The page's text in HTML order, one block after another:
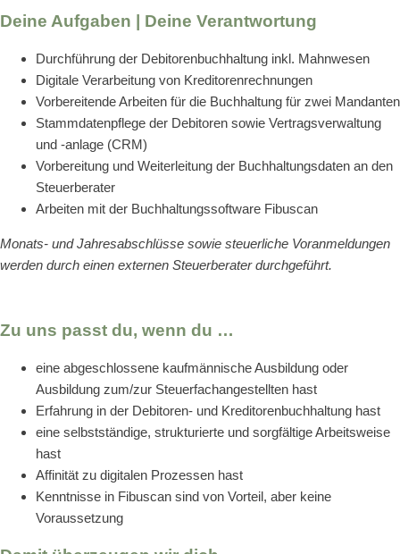
Deine Aufgaben | Deine Verantwortung
Durchführung der Debitorenbuchhaltung inkl. Mahnwesen
Digitale Verarbeitung von Kreditorenrechnungen
Vorbereitende Arbeiten für die Buchhaltung für zwei Mandanten
Stammdatenpflege der Debitoren sowie Vertragsverwaltung
und -anlage (CRM)
Vorbereitung und Weiterleitung der Buchhaltungsdaten an den
Steuerberater
Arbeiten mit der Buchhaltungssoftware Fibuscan
Monats- und Jahresabschlüsse sowie steuerliche Voranmeldungen
werden durch einen externen Steuerberater durchgeführt.
Zu uns passt du, wenn du …
eine abgeschlossene kaufmännische Ausbildung oder
Ausbildung zum/zur Steuerfachangestellten hast
Erfahrung in der Debitoren- und Kreditorenbuchhaltung hast
eine selbstständige, strukturierte und sorgfältige Arbeitsweise
hast
Affinität zu digitalen Prozessen hast
Kenntnisse in Fibuscan sind von Vorteil, aber keine
Voraussetzung